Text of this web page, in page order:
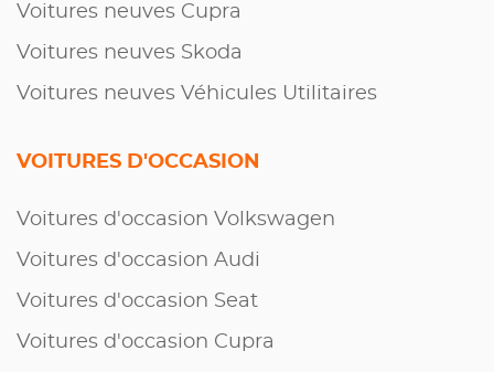
Voitures neuves Cupra
Voitures neuves Skoda
Voitures neuves Véhicules Utilitaires
VOITURES D'OCCASION
Voitures d'occasion Volkswagen
Voitures d'occasion Audi
Voitures d'occasion Seat
Voitures d'occasion Cupra